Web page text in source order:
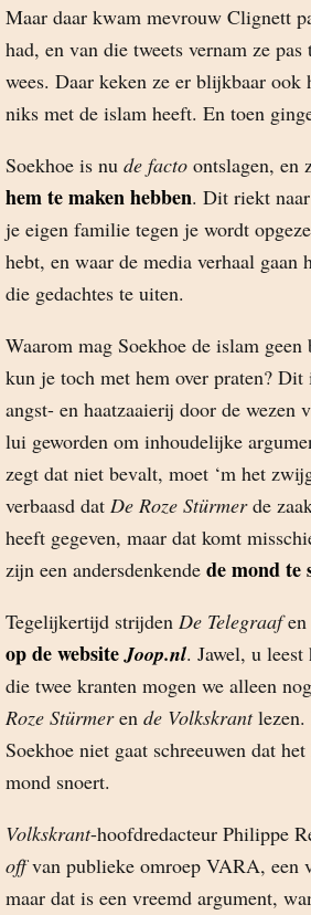
Maar daar kwam mevrouw Clignett
had, en van die tweets vernam ze pas
wees. Daar keken ze er blijkbaar
niks met de islam heeft. En toen
Soekhoe is nu de facto ontslagen, en
hem te maken hebben. Dit riekt
je eigen familie tegen je wordt
hebt, en waar de media verhaal
die gedachtes te uiten.
Waarom mag Soekhoe de islam
kun je toch met hem over praten?
angst- en haatzaaierij door de
lui geworden om inhoudelijke
zegt dat niet bevalt, moet ‘m het
verbaasd dat De Roze Stürmerde
heeft gegeven, maar dat komt
zijn een andersdenkende de mond te
Tegelijkertijd strijden De Telegraafen
op de websiteJoop.nl. Jawel, u
die twee kranten mogen we alleen
Roze Stürmeren de Volkskrantlezen.
Soekhoe niet gaat schreeuwen dat
mond snoert.
Volkskrant-hoofdredacteur Philippe
offvan publieke omroep VARA, een
maar dat is een vreemd argument,